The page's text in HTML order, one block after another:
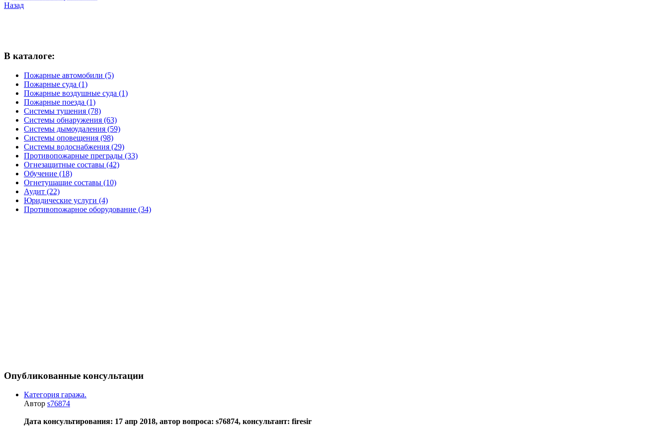
Назад
В каталоге:
Пожарные автомобили (5)
Пожарные суда (1)
Пожарные воздушные суда (1)
Пожарные поезда (1)
Системы тушения (78)
Системы обнаружения (63)
Системы дымоудаления (59)
Системы оповещения (98)
Системы водоснабжения (29)
Противопожарные преграды (33)
Огнезащитные составы (42)
Обучение (18)
Огнетушащие составы (10)
Аудит (22)
Юридические услуги (4)
Противопожарное оборудование (34)
Опубликованные консультации
Категория гаража.
Автор s76874
Дата консультирования: 17 апр 2018, автор вопроса: s76874, консультант: firesir